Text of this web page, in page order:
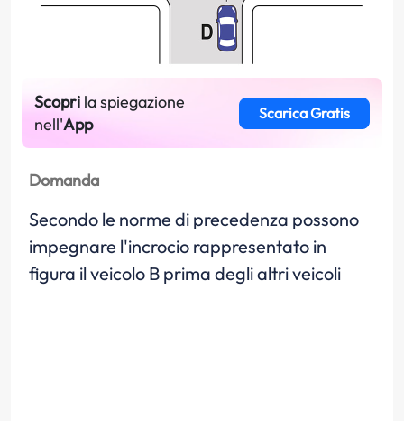
Scopri la spiegazione
nell'App
Scarica Gratis
Domanda
Secondo le norme di precedenza possono
impegnare l'incrocio rappresentato in
figura il veicolo B prima degli altri veicoli